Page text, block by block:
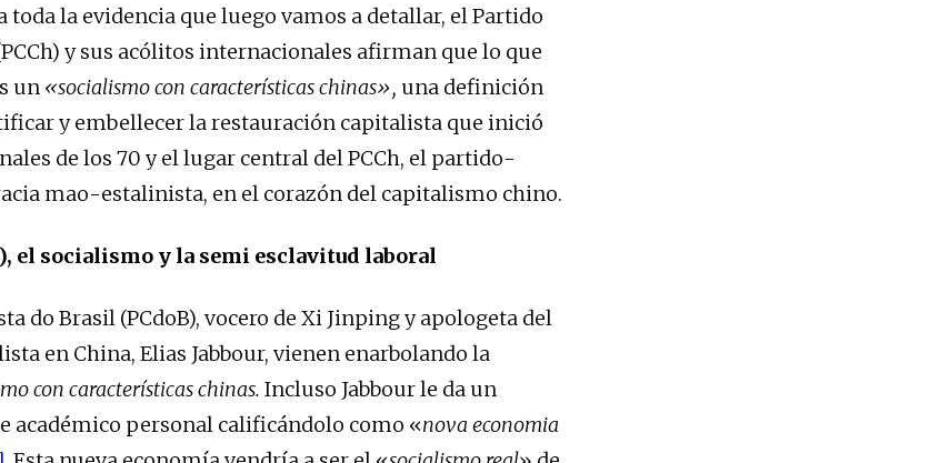
toda la evidencia que luego vamos a detallar, el Partido
y sus acólitos internacionales afirman que lo que
un «socialismo con características chinas», una definición
y embellecer la restauración capitalista que inició
de los 70 y el lugar central del PCCh, el partido-
mao-estalinista, en el corazón del capitalismo chino.
el socialismo y la semi esclavitud laboral
do Brasil (PCdoB), vocero de Xi Jinping y apologeta del
en China, Elias Jabbour, vienen enarbolando la
con características chinas. Incluso Jabbour le da un
académico personal calificándolo como «nova economia